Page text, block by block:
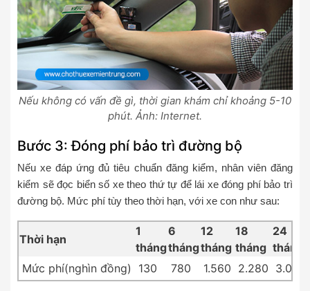
Nếu không có vấn đề gì, thời gian khám chỉ khoảng 5-10
phút. Ảnh: Internet.
Bước 3: Đóng phí bảo trì đường bộ
Nếu xe đáp ứng đủ tiêu chuẩn đăng kiểm, nhân viên đăng
kiểm sẽ đọc biển số xe theo thứ tự để lái xe đóng phí bảo trì
đường bộ. Mức phí tùy theo thời hạn, với xe con như sau:
Thời hạn
1
tháng
6
tháng
12
tháng
18
tháng
24
tháng
Mức phí(nghìn đồng)
130 780 1.560 2.280 3.000